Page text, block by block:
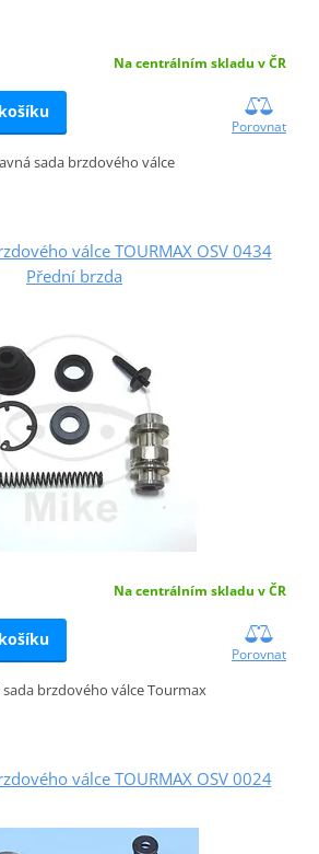
Na centrálním skladu v ČR
Porovnat
sada brzdového válce
válce TOURMAX OSV 0434
Přední brzda
Na centrálním skladu v ČR
Porovnat
brzdového válce Tourmax
válce TOURMAX OSV 0024